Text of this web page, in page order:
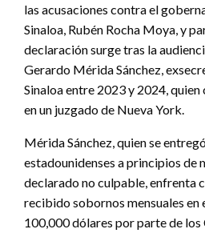
las acusaciones contra el
Sinaloa, Rubén Rocha Moya, y
declaración surge tras la
Gerardo Mérida Sánchez,
Sinaloa entre 2023 y 2024,
en un juzgado de Nueva York.
Mérida Sánchez, quien se
estadounidenses a principios de
declarado no culpable, enfrenta
recibido sobornos mensuales en
100,000 dólares por parte de